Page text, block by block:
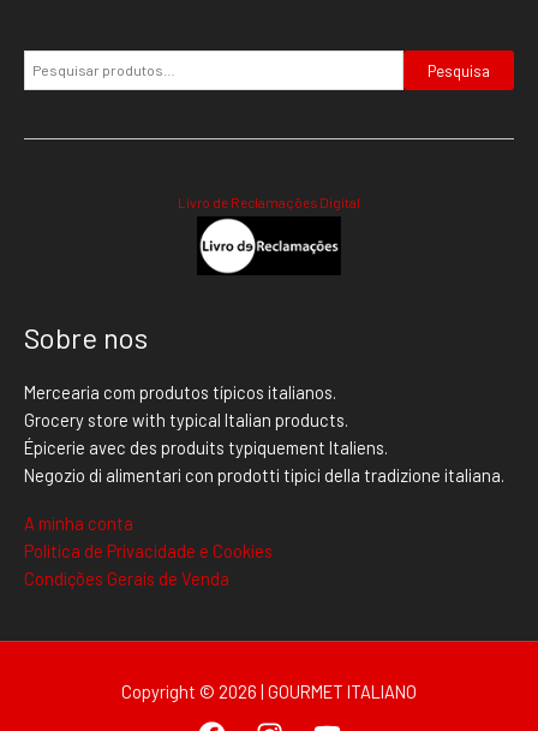
Pesquisa
Livro de Reclamações Digital
Sobre nos
Mercearia com produtos típicos italianos.
Grocery store with typical Italian products.
Épicerie avec des produits typiquement Italiens.
Negozio di alimentari con prodotti tipici della tradizione italiana.
A minha conta
Politica de Privacidade e Cookies
Condições Gerais de Venda
Copyright © 2026 | GOURMET ITALIANO